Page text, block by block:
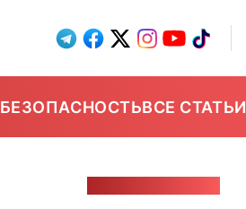
БЕЗОПАСНОСТЬВСЕ СТАТЬИ